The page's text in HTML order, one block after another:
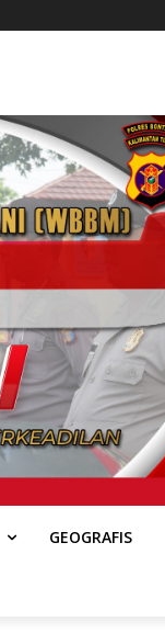
GEOGRAFIS